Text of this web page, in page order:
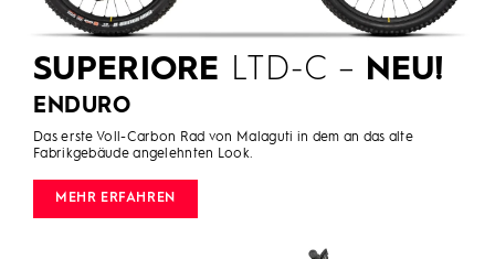
SUPERIORE LTD-C – NEU!
ENDURO
Das erste Voll-Carbon Rad von Malaguti in dem an das alte
Fabrikgebäude angelehnten Look.
MEHR ERFAHREN